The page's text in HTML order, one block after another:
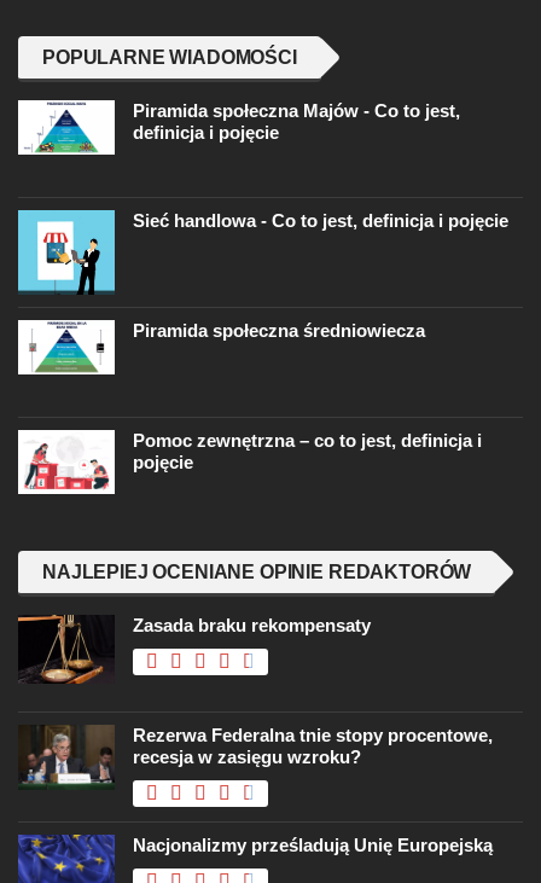
POPULARNE WIADOMOŚCI
Piramida społeczna Majów - Co to jest,
definicja i pojęcie
Sieć handlowa - Co to jest, definicja i pojęcie
Piramida społeczna średniowiecza
Pomoc zewnętrzna – co to jest, definicja i
pojęcie
NAJLEPIEJ OCENIANE OPINIE REDAKTORÓW
Zasada braku rekompensaty
Rezerwa Federalna tnie stopy procentowe,
recesja w zasięgu wzroku?
Nacjonalizmy prześladują Unię Europejską